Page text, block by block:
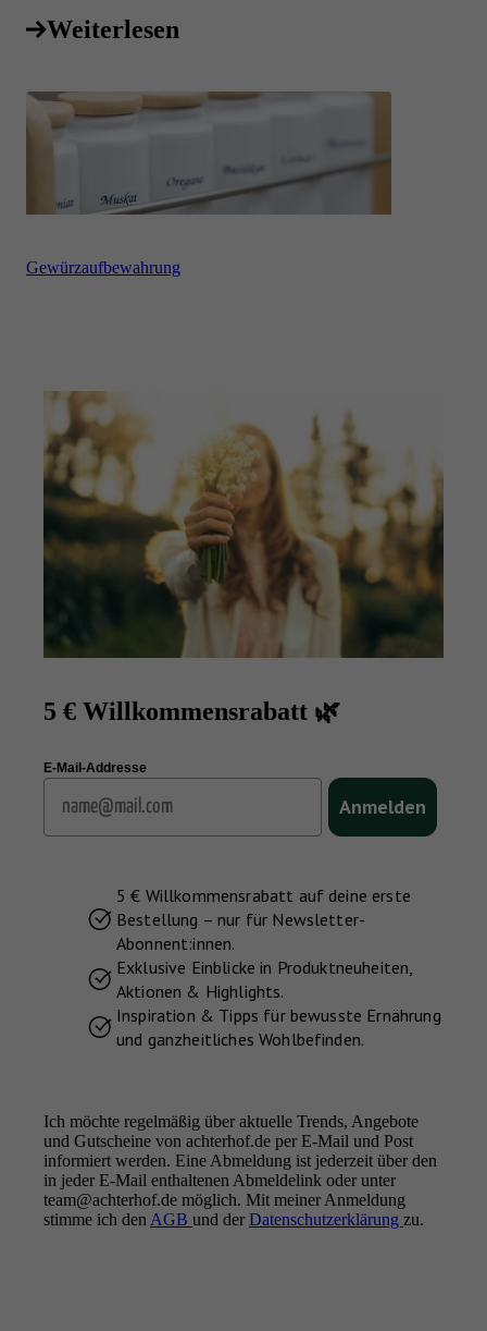
Weiterlesen
Gewürzaufbewahrung
5 € Willkommensrabatt 🌿
E-Mail-Addresse
Email
Anmelden
5 € Willkommensrabatt auf deine erste
Bestellung – nur für Newsletter-
Abonnent:innen.
Exklusive Einblicke in Produktneuheiten,
Aktionen & Highlights.
Inspiration & Tipps für bewusste Ernährung
und ganzheitliches Wohlbefinden.
Ich möchte regelmäßig über aktuelle Trends, Angebote
und Gutscheine von achterhof.de per E-Mail und Post
informiert werden. Eine Abmeldung ist jederzeit über den
in jeder E-Mail enthaltenen Abmeldelink oder unter
team@achterhof.de möglich. Mit meiner Anmeldung
stimme ich den AGB und der Datenschutzerklärung zu.
Instagram